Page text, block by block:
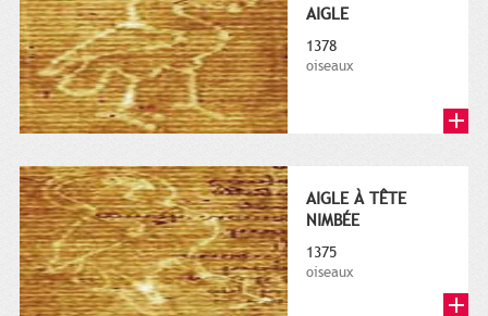
AIGLE
1378
oiseaux
AIGLE À TÊTE
NIMBÉE
1375
oiseaux